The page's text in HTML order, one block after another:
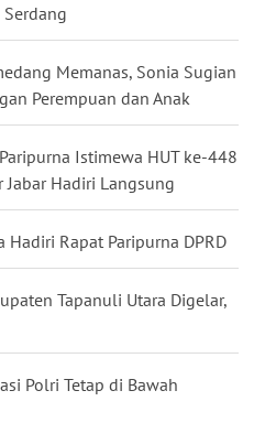
Serdang
Memanas, Sonia Sugian
Perempuan dan Anak
Istimewa HUT ke-448
Jabar Hadiri Langsung
Rapat Paripurna DPRD
Tapanuli Utara Digelar,
Polri Tetap di Bawah